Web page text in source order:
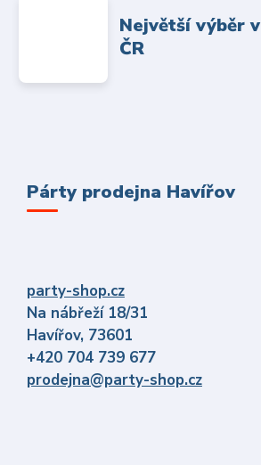
Největší výběr v
ČR
Párty prodejna Havířov
party-shop.cz
Na nábřeží 18/31
Havířov, 73601
+420 704 739 677
prodejna@party-shop.cz